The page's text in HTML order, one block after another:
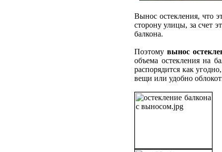
Вынос остекления, что
сторону улицы, за счет
балкона.
Поэтому вынос
объема остекления на
распорядится как
вещи или удобно